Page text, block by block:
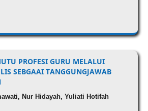
PROFESI GURU MELALUI
SEBGAAI TANGGUNGJAWAB
Nur Hidayah, Yuliati Hotifah